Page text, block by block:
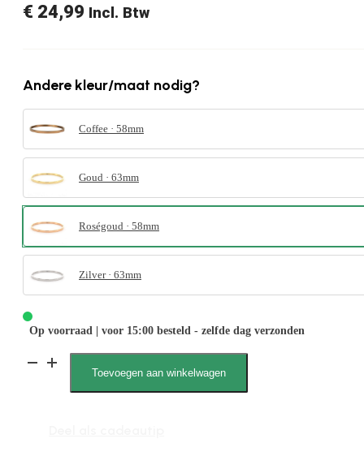
€ 24,99 Incl. Btw
Andere kleur/maat nodig?
Coffee · 58mm
Goud · 63mm
Roségoud · 58mm
Zilver · 63mm
Op voorraad | voor 15:00 besteld - zelfde dag verzonden
Sophie
Toevoegen aan winkelwagen